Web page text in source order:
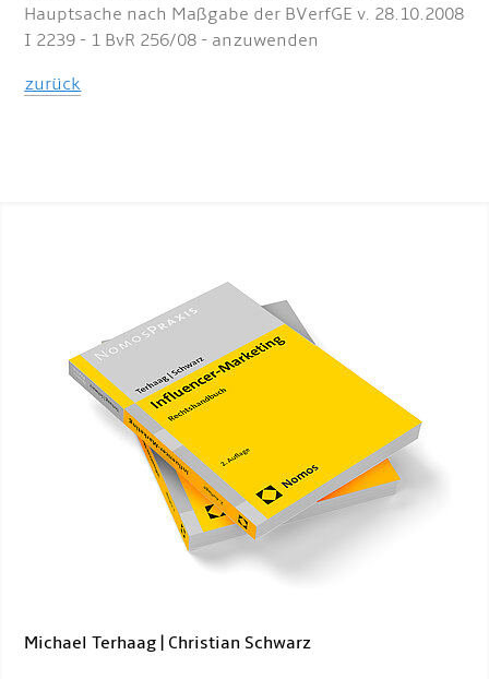
Hauptsache nach Maßgabe der BVerfGE v. 28.10.2008
I 2239 - 1 BvR 256/08 - anzuwenden
zurück
Michael Terhaag | Christian Schwarz